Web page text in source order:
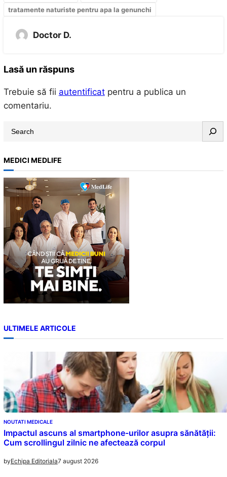
tratamente naturiste pentru apa la genunchi
Doctor D.
Lasă un răspuns
Trebuie să fii autentificatpentru a publica un
comentariu.
a
r
c
h
MEDICI MEDLIFE
ULTIMELE ARTICOLE
NOUTATI MEDICALE
Impactul ascuns al smartphone-urilor asupra sănătății:
Cum scrollingul zilnic ne afectează corpul
byEchipa Editoriala7 august 2026